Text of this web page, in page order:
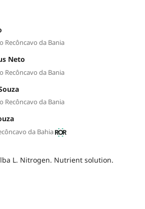
Recôncavo da Bania
Neto
Recôncavo da Bania
Recôncavo da Bania
da Bahia
L. Nitrogen. Nutrient solution.